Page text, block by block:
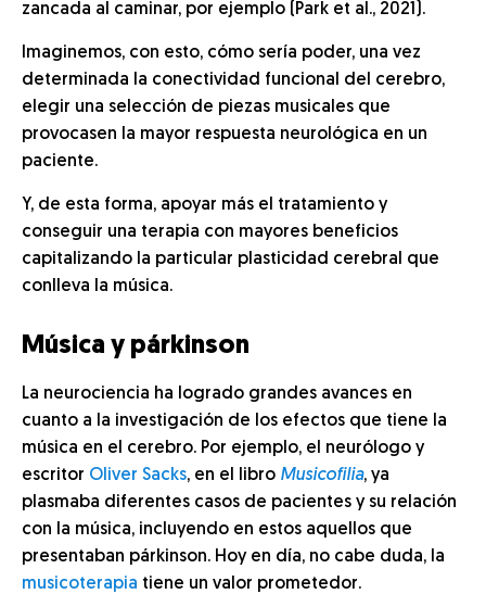
zancada al caminar, por ejemplo (Park et al., 2021).
Imaginemos, con esto, cómo sería poder, una vez
determinada la conectividad funcional del cerebro,
elegir una selección de piezas musicales que
provocasen la mayor respuesta neurológica en un
paciente.
Y, de esta forma, apoyar más el tratamiento y
conseguir una terapia con mayores beneficios
capitalizando la particular plasticidad cerebral que
conlleva la música.
Música y párkinson
La neurociencia ha logrado grandes avances en
cuanto a la investigación de los efectos que tiene la
música en el cerebro. Por ejemplo, el neurólogo y
escritor Oliver Sacks, en el libro Musicofilia, ya
plasmaba diferentes casos de pacientes y su relación
con la música, incluyendo en estos aquellos que
presentaban párkinson. Hoy en día, no cabe duda, la
musicoterapia tiene un valor prometedor.